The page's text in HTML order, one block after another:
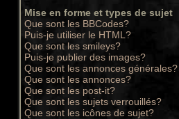
Mise en forme et types de sujet
Que sont les BBCodes?
Puis-je utiliser le HTML?
Que sont les smileys?
Puis-je publier des images?
Que sont les annonces générales?
Que sont les annonces?
Que sont les post-it?
Que sont les sujets verrouillés?
Que sont les icônes de sujet?